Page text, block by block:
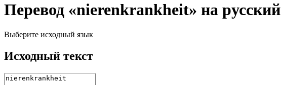
Перевод «nierenkrankheit» на русский
Выберите исходный язык
Исходный текст